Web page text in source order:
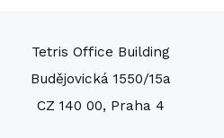
Tetris Office Building
Budějovická 1550/15a
CZ 140 00, Praha 4